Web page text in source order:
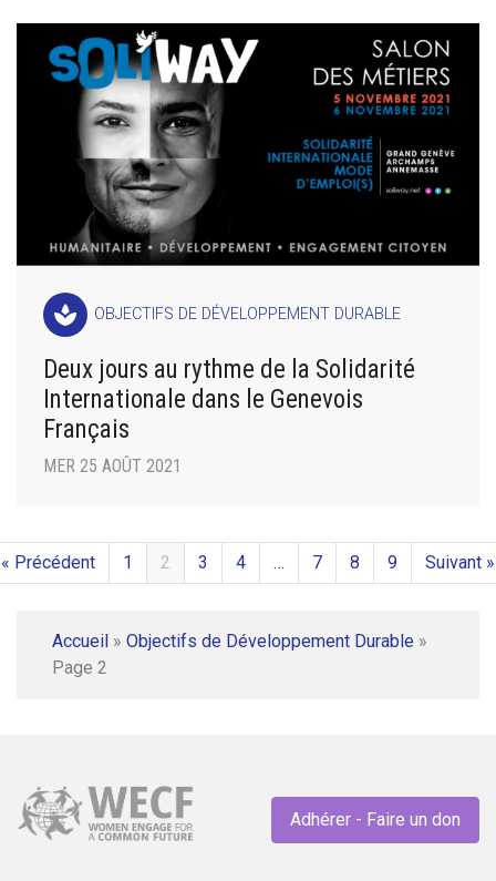
spa OBJECTIFS DE DÉVELOPPEMENT DURABLE
Deux jours au rythme de la Solidarité
Internationale dans le Genevois
Français
MER 25 AOÛT 2021
« Précédent 1 2 3 4 … 7 8 9 Suivant »
Accueil » Objectifs de Développement Durable »
Page 2
Adhérer - Faire un don